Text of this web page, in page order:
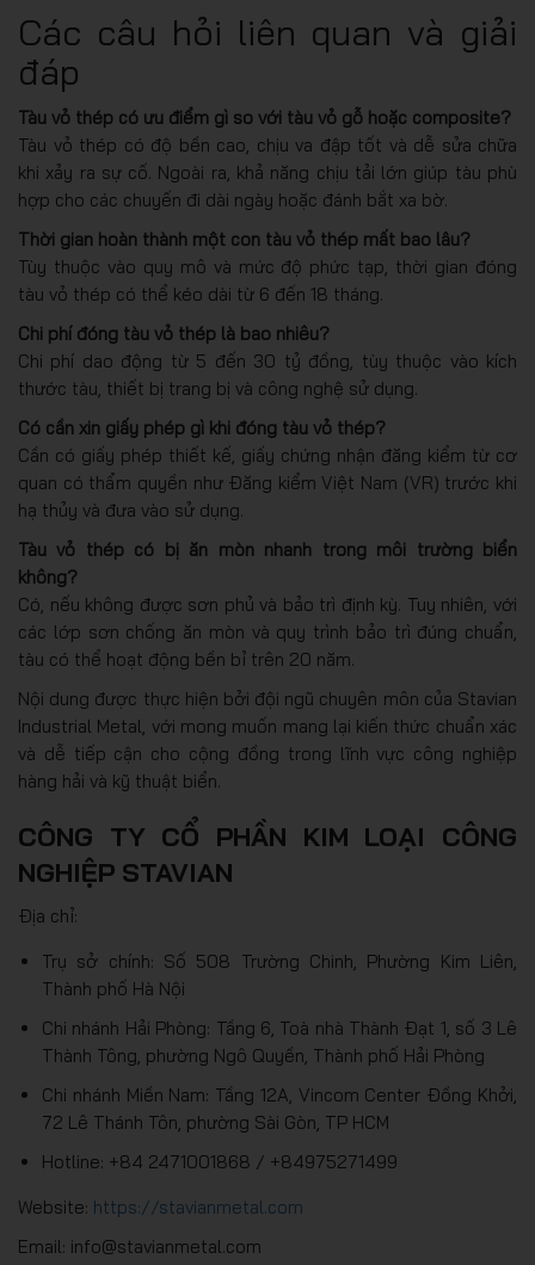
Các câu hỏi liên quan và giải
đáp
Tàu vỏ thép có ưu điểm gì so với tàu vỏ gỗ hoặc composite?
Tàu vỏ thép có độ bền cao, chịu va đập tốt và dễ sửa chữa
khi xảy ra sự cố. Ngoài ra, khả năng chịu tải lớn giúp tàu phù
hợp cho các chuyến đi dài ngày hoặc đánh bắt xa bờ.
Thời gian hoàn thành một con tàu vỏ thép mất bao lâu?
Tùy thuộc vào quy mô và mức độ phức tạp, thời gian đóng
tàu vỏ thép có thể kéo dài từ 6 đến 18 tháng.
Chi phí đóng tàu vỏ thép là bao nhiêu?
Chi phí dao động từ 5 đến 30 tỷ đồng, tùy thuộc vào kích
thước tàu, thiết bị trang bị và công nghệ sử dụng.
Có cần xin giấy phép gì khi đóng tàu vỏ thép?
Cần có giấy phép thiết kế, giấy chứng nhận đăng kiểm từ cơ
quan có thẩm quyền như Đăng kiểm Việt Nam (VR) trước khi
hạ thủy và đưa vào sử dụng.
Tàu vỏ thép có bị ăn mòn nhanh trong môi trường biển
không?
Có, nếu không được sơn phủ và bảo trì định kỳ. Tuy nhiên, với
các lớp sơn chống ăn mòn và quy trình bảo trì đúng chuẩn,
tàu có thể hoạt động bền bỉ trên 20 năm.
Nội dung được thực hiện bởi đội ngũ chuyên môn của Stavian
Industrial Metal, với mong muốn mang lại kiến thức chuẩn xác
và dễ tiếp cận cho cộng đồng trong lĩnh vực công nghiệp
hàng hải và kỹ thuật biển.
CÔNG TY CỔ PHẦN KIM LOẠI CÔNG
NGHIỆP STAVIAN
Địa chỉ:
Trụ sở chính: Số 508 Trường Chinh, Phường Kim Liên,
Thành phố Hà Nội
Chi nhánh Hải Phòng: Tầng 6, Toà nhà Thành Đạt 1, số 3 Lê
Thành Tông, phường Ngô Quyền, Thành phố Hải Phòng
Chi nhánh Miền Nam: Tầng 12A, Vincom Center Đồng Khởi,
72 Lê Thánh Tôn, phường Sài Gòn, TP HCM
Hotline: +84 2471001868 / +84975271499
Website: https://stavianmetal.com
Email: info@stavianmetal.com